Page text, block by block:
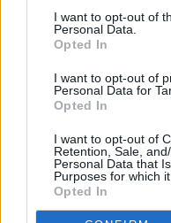
cualquier momento
visitando nuestra política
I want to opt-out of
Personal Data.
Opted In
I want to opt-out of
Personal Data for
Opted In
I want to opt-out of
Retention, Sale,
Personal Data that
Purposes for which
Opted In